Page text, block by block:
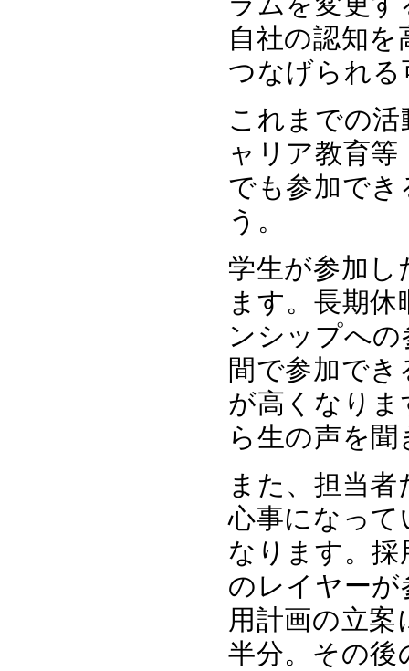
自社の認知
つなげられ
これまでの
ャリア教育
でも参加で
う。
学生が参加
ます。長期
ンシップへ
間で参加で
が高くなりま
ら生の声を
また、担当
心事になって
なります。
のレイヤー
用計画の立
半分。その後